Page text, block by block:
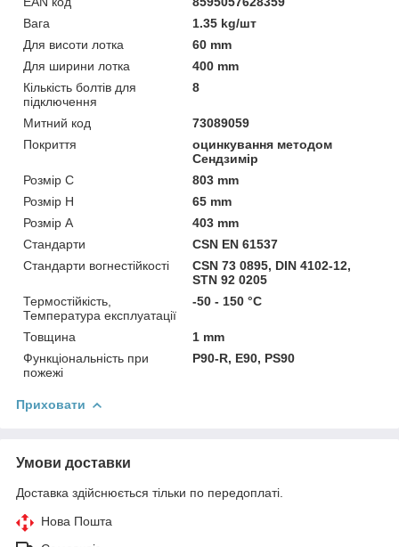
Вага
1.35 kg/шт
Для висоти лотка
60 mm
Для ширини лотка
400 mm
Кількість болтів для
підключення
8
Митний код
73089059
Покриття
оцинкування методом
Сендзимір
Розмір C
803 mm
Розмір H
65 mm
Розмір А
403 mm
Стандарти
CSN EN 61537
Стандарти вогнестійкості
CSN 73 0895, DIN 4102-12,
STN 92 0205
Термостійкість,
Температура експлуатації
-50 - 150 °C
Товщина
1 mm
Функціональність при
пожежі
P90-R, E90, PS90
Приховати
Умови доставки
Доставка здійснюється тільки по передоплаті.
Нова Пошта